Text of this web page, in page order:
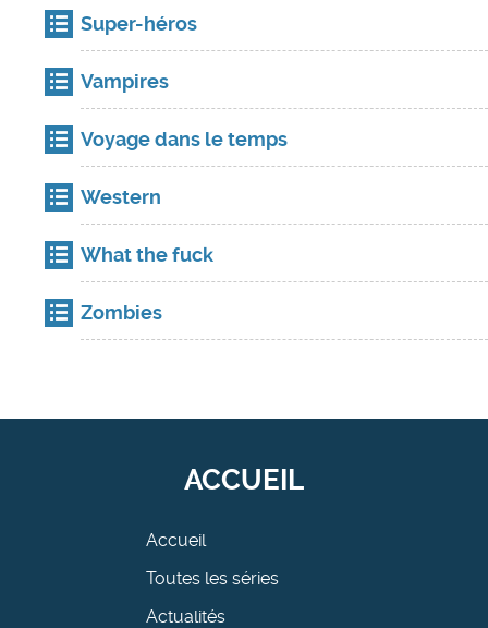
Super-héros
Vampires
Voyage dans le temps
Western
What the fuck
Zombies
ACCUEIL
Accueil
Toutes les séries
Actualités